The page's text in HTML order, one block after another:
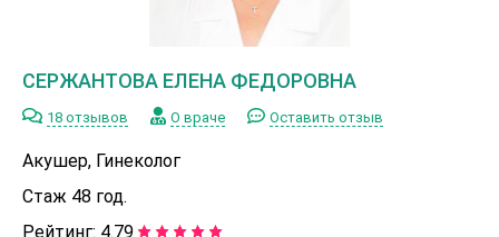
СЕРЖАНТОВА ЕЛЕНА ФЕДОРОВНА
18 отзывов О враче Оставить отзыв
Акушер, Гинеколог
Стаж 48 год.
Рейтинг: 4.79